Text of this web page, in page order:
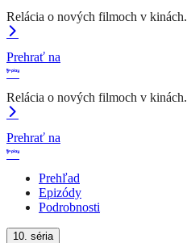
Relácia o nových filmoch v kinách.
Prehrať na
Relácia o nových filmoch v kinách.
Prehrať na
Prehľad
Epizódy
Podrobnosti
10. séria